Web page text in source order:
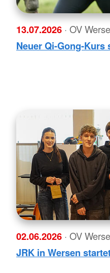
13.07.2026 · OV
Neuer Qi-Gong-
02.06.2026 · OV
JRK in Wersen